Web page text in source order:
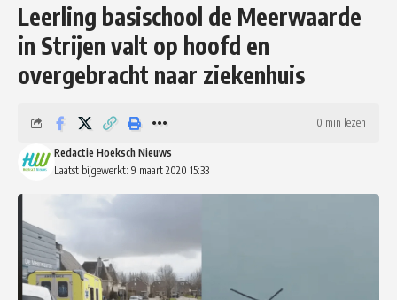
Leerling basischool de Meerwaarde
in Strijen valt op hoofd en
overgebracht naar ziekenhuis
Laatst bijgewerkt: 9 maart 2020 15:33
Redactie Hoeksch Nieuws
0 min lezen